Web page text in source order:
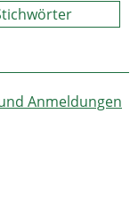
Anmeldungen